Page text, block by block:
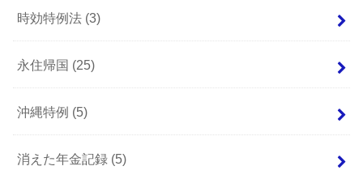
時効特例法 (3)
永住帰国 (25)
沖縄特例 (5)
消えた年金記録 (5)